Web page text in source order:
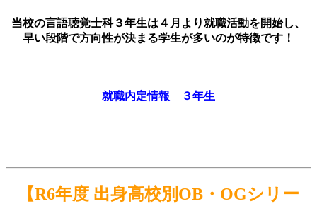
当校の言語聴覚士科３年生は４月より就職活動を開始し、
早い段階で方向性が決まる学生が多いのが特徴です！
就職内定情報 ３年生
【R6年度 出身高校別OB・OGシリー